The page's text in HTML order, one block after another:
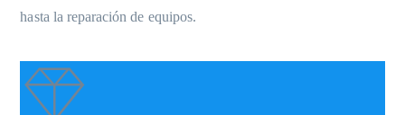
hasta la reparación de equipos.